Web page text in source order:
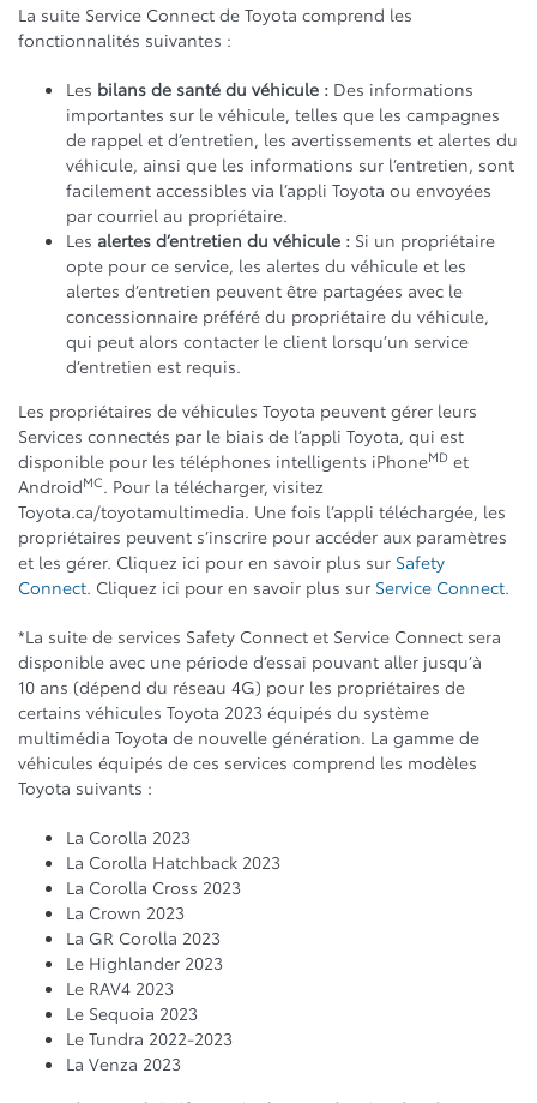
La suite Service Connect de Toyota comprend les
fonctionnalités suivantes :
Les bilans de santé du véhicule : Des informations
importantes sur le véhicule, telles que les campagnes
de rappel et d’entretien, les avertissements et alertes du
véhicule, ainsi que les informations sur l’entretien, sont
facilement accessibles via l’appli Toyota ou envoyées
par courriel au propriétaire.
Les alertes d’entretien du véhicule : Si un propriétaire
opte pour ce service, les alertes du véhicule et les
alertes d’entretien peuvent être partagées avec le
concessionnaire préféré du propriétaire du véhicule,
qui peut alors contacter le client lorsqu’un service
d’entretien est requis.
Les propriétaires de véhicules Toyota peuvent gérer leurs
Services connectés par le biais de l’appli Toyota, qui est
disponible pour les téléphones intelligents iPhoneMD et
AndroidMC . Pour la télécharger, visitez
Toyota.ca/toyotamultimedia. Une fois l’appli téléchargée, les
propriétaires peuvent s’inscrire pour accéder aux paramètres
et les gérer. Cliquez ici pour en savoir plus sur Safety
Connect. Cliquez ici pour en savoir plus sur Service Connect.
*La suite de services Safety Connect et Service Connect sera
disponible avec une période d’essai pouvant aller jusqu’à
10 ans (dépend du réseau 4G) pour les propriétaires de
certains véhicules Toyota 2023 équipés du système
multimédia Toyota de nouvelle génération. La gamme de
véhicules équipés de ces services comprend les modèles
Toyota suivants :
La Corolla 2023
La Corolla Hatchback 2023
La Corolla Cross 2023
La Crown 2023
La GR Corolla 2023
Le Highlander 2023
Le RAV4 2023
Le Sequoia 2023
Le Tundra 2022-2023
La Venza 2023